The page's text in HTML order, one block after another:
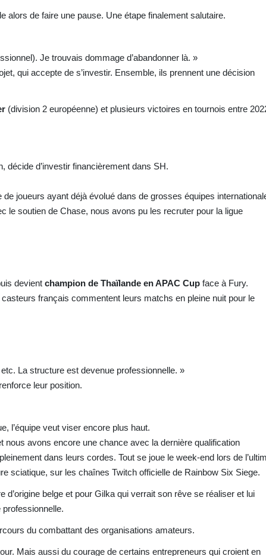
alors de faire une pause. Une étape finalement salutaire.
Je trouvais dommage d’abandonner là. »
qui accepte de s’investir. Ensemble, ils prennent une décision
(division 2 européenne) et plusieurs victoires en tournois entre
décide d’investir financièrement dans SH.
joueurs ayant déjà évolué dans de grosses équipes
le soutien de Chase, nous avons pu les recruter pour la ligue
devient champion de Thaïlande en APAC Cupface à Fury.
français commentent leurs matchs en pleine nuit pour le
La structure est devenue professionnelle. »
leur position.
l’équipe veut viser encore plus haut.
avons encore une chance avec la dernière qualification
dans leurs cordes. Tout se joue le week-end lors de
sciatique, sur les chaînes Twitch officielle de Rainbow Six Siege.
belge et pour Gilka qui verrait son rêve se réaliser et lui
du combattant des organisations amateurs.
Mais aussi du courage de certains entrepreneurs qui croient en